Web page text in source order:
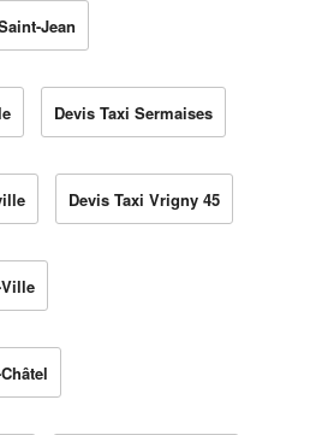
Jean
Devis Taxi Sermaises
Devis Taxi Vrigny 45